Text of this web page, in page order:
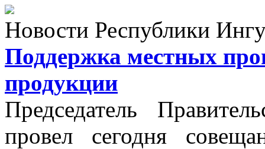
Новости Республики
Поддержка местных
продукции
Председатель
провел сегодня